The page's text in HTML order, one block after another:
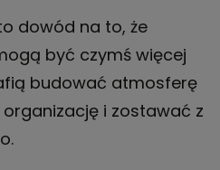
dowód na to, że
być czymś więcej
budować atmosferę
i zostawać z